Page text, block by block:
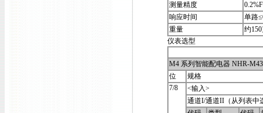
测量精度
响应时间
单路
重量
约
仪表选型
M4 系列智能配电器 NHR-M43
位
规格
7/8
<输入>
通道I/通道II（从列表中